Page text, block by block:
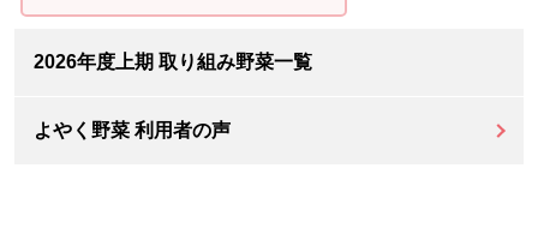
2026年度上期 取り組み野菜一覧
よやく野菜 利用者の声